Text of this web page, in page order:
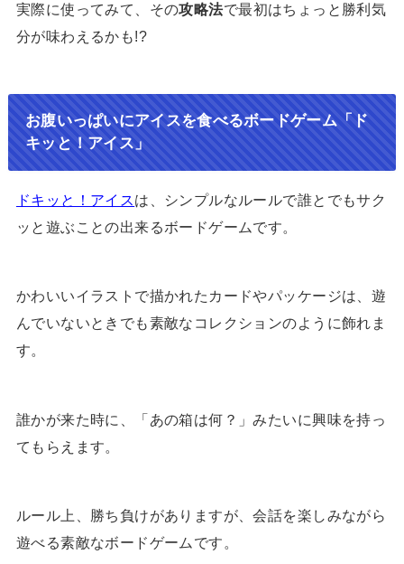
実際に使ってみて、その攻略法で最初はちょっと勝利気
分が味わえるかも!?
お腹いっぱいにアイスを食べるボードゲーム「ド
キッと！アイス」
ドキッと！アイスは、シンプルなルールで誰とでもサク
ッと遊ぶことの出来るボードゲームです。
かわいいイラストで描かれたカードやパッケージは、遊
んでいないときでも素敵なコレクションのように飾れま
す。
誰かが来た時に、「あの箱は何？」みたいに興味を持っ
てもらえます。
ルール上、勝ち負けがありますが、会話を楽しみながら
遊べる素敵なボードゲームです。